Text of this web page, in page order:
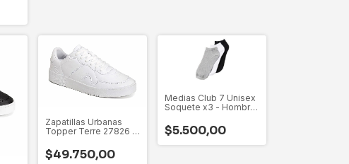
Zapatillas Urbanas
Topper Terre 27826 -
$49.750,00
Medias Club 7 Unisex
Soquete x3 - Hombre
$5.500,00